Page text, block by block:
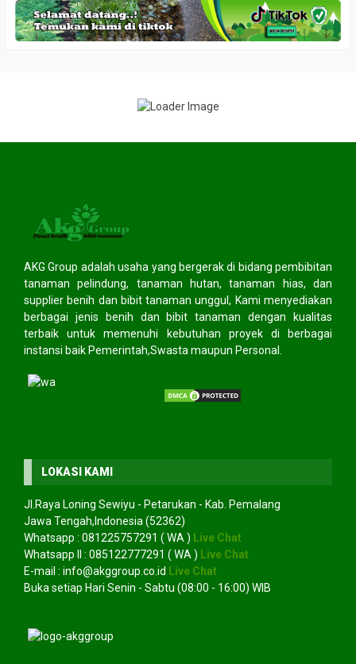
AKG Group adalah usaha yang bergerak di bidang pembibitan
tanaman pelindung, tanaman hutan, tanaman hias, dan
supplier benih dan bibit tanaman unggul, Kami menyediakan
berbagai jenis benih dan bibit tanaman dengan kualitas
terbaik untuk memenuhi kebutuhan proyek di berbagai
instansi baik Pemerintah,Swasta maupun Personal.
LOKASI KAMI
Jl.Raya Loning Sewiyu - Petarukan - Kab. Pemalang
Jawa Tengah,Indonesia (52362)
Whatsapp : 081225757291 ( WA ) Live Chat
Whatsapp II : 085122777291 ( WA ) Live Chat
E-mail : info@akggroup.co.id Live Chat
Buka setiap Hari Senin - Sabtu (08:00 - 16:00) WIB